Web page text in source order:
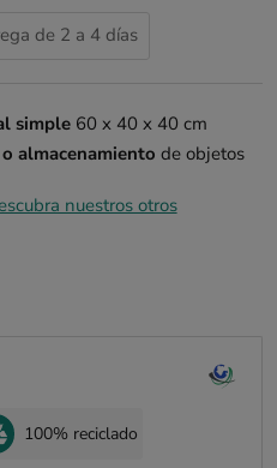
de 2 a 4 días
simple60 x 40 x 40 cm
almacenamiento de objetos
nuestros otros
100% reciclado